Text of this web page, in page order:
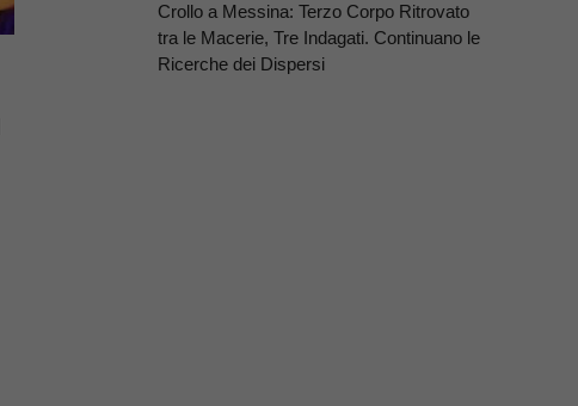
Crollo a Messina: Terzo Corpo Ritrovato
tra le Macerie, Tre Indagati. Continuano le
Ricerche dei Dispersi